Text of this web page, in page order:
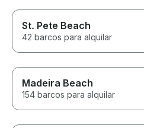
St. Pete Beach
42 barcos para alquilar
Madeira Beach
154 barcos para alquilar